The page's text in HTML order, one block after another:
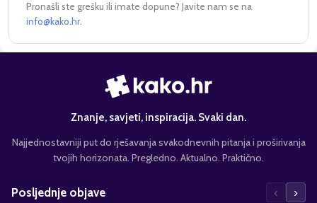
Pronašli ste grešku ili imate dopune? Javite nam se na
info@kako.hr.
Znanje, savjeti, inspiracija. Svaki dan.
Najjednostavniji put do rješavanja svakodnevnih pitanja i proširivanja
tvojih horizonata. Pregledno. Aktualno. Praktično.
Posljednje objave ‹ ›